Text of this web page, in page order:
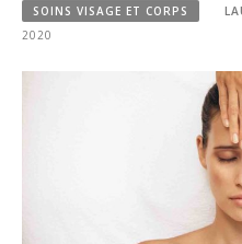
SOINS VISAGE ET CORPS
2020